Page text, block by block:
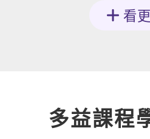
看
多益課程